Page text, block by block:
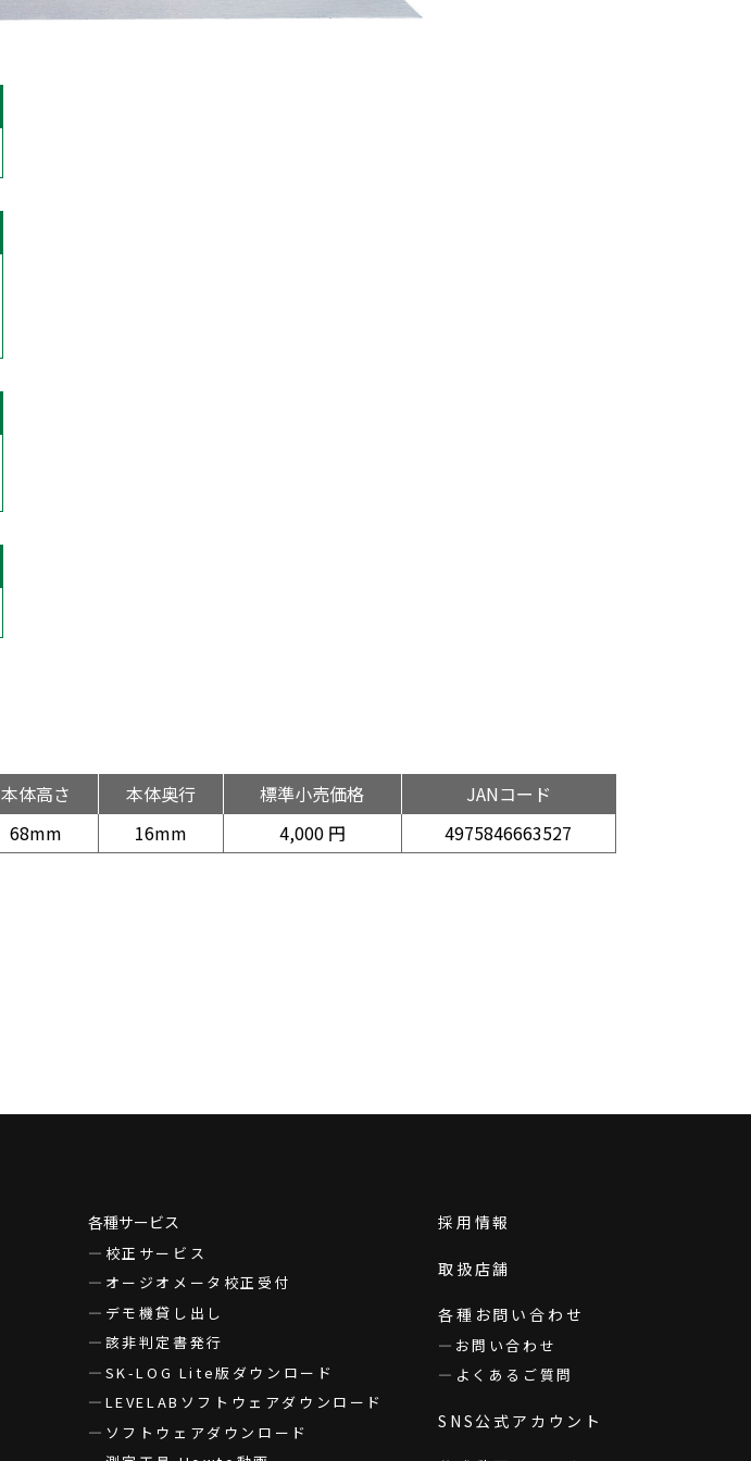
本体高さ 本体奥行 標準小売価格
JANコード
68mm 16mm 4,000 円 4975846663527
各種サービス
校正サービス
オージオメータ校正受付
デモ機貸し出し
該非判定書発行
SK-LOG Lite版ダウンロード
LEVELABソフトウェアダウンロード
ソフトウェアダウンロード
採用情報
取扱店舗
各種お問い合わせ
お問い合わせ
よくあるご質問
SNS公式アカウント